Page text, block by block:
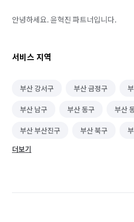
안녕하세요. 윤혁진 파트너입니다.
서비스 지역
부산 강서구 부산 금정구
부산 남구 부산 동구 부산
부산 부산진구 부산 북구
부산 사하구
더보기